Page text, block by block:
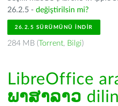
26.2.5 - değiştirilsin mi?
26.2.5 SÜRÜMÜNÜ İNDIR
284 MB (Torrent, Bilgi)
LibreOffice
ພາສາລາວ